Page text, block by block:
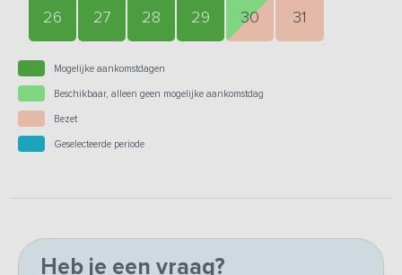
26 27 28 29 30 31
Mogelijke aankomstdagen
Beschikbaar, alleen geen mogelijke aankomstdag
Bezet
Geselecteerde periode
Heb je een vraag?